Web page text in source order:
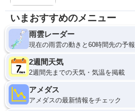
いまおすすめのメニュー
雨雲レーダー
現在の雨雲の動きと60時間先の予報
2週間天気
2週間先までの天気・気温を掲載
アメダス
アメダスの最新情報をチェック